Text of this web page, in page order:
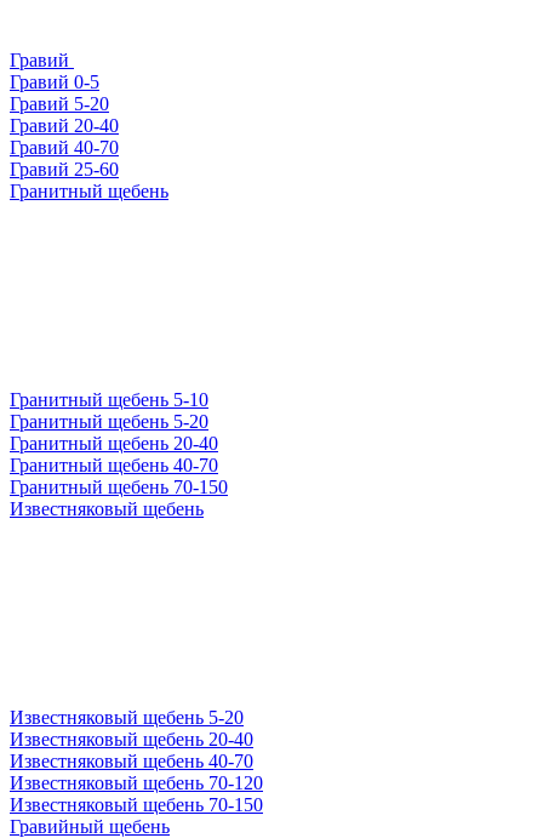
Гравий
Гравий 0-5
Гравий 5-20
Гравий 20-40
Гравий 40-70
Гравий 25-60
Гранитный щебень
Гранитный щебень 5-10
Гранитный щебень 5-20
Гранитный щебень 20-40
Гранитный щебень 40-70
Гранитный щебень 70-150
Известняковый щебень
Известняковый щебень 5-20
Известняковый щебень 20-40
Известняковый щебень 40-70
Известняковый щебень 70-120
Известняковый щебень 70-150
Гравийный щебень